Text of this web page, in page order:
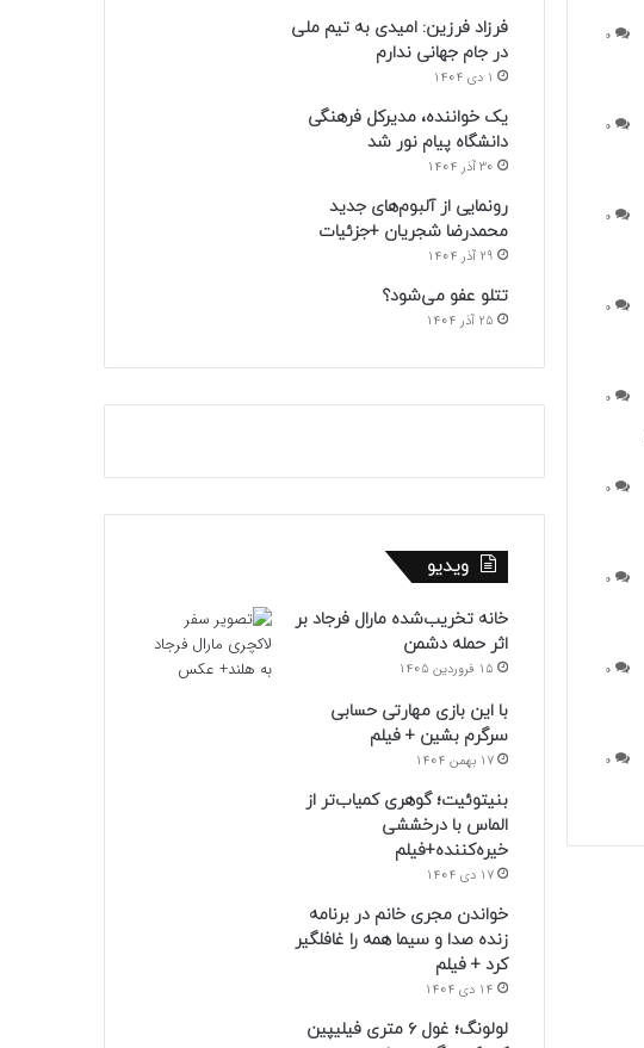
0
0
0
0
0
0
0
0
0
فرزاد فرزین: امیدی به تیم ملی
در جام جهانی ندارم
1 دی 1404
یک خواننده، مدیرکل فرهنگی
دانشگاه پیام نور شد
30 آذر 1404
رونمایی از آلبوم‌های جدید
محمدرضا شجریان +جزئیات
29 آذر 1404
تتلو عفو می‌شود؟
25 آذر 1404
ویدیو
خانه تخریب‌شده مارال فرجاد بر
اثر حمله دشمن
15 فروردین 1405
با این بازی مهارتی حسابی
سرگرم بشین + فیلم
17 بهمن 1404
بنیتوئیت؛ گوهری کمیاب‌تر از
الماس با درخششی
خیره‌کننده+فیلم
17 دی 1404
خواندن مجری خانم در برنامه
زنده صدا و سیما همه را غافلگیر
کرد + فیلم
14 دی 1404
لولونگ؛ غول ۶ متری فیلیپین